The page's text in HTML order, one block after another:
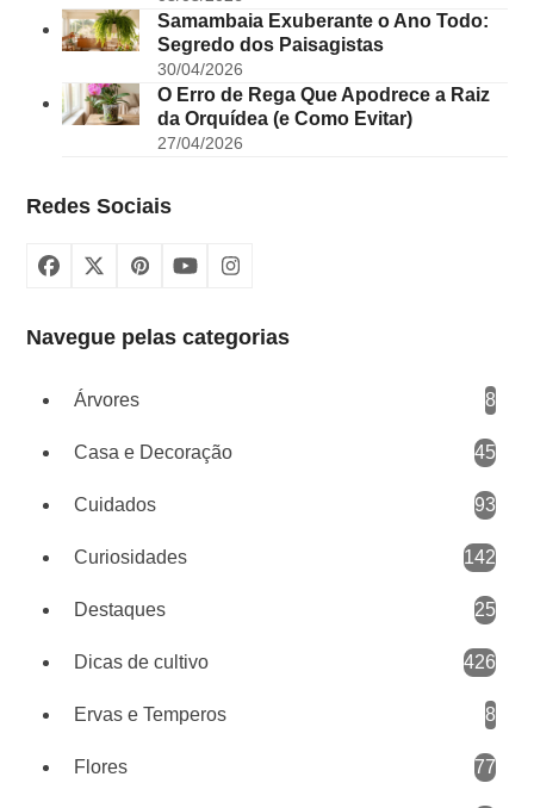
Samambaia Exuberante o Ano Todo:
Segredo dos Paisagistas
30/04/2026
O Erro de Rega Que Apodrece a Raiz
da Orquídea (e Como Evitar)
27/04/2026
Redes Sociais
Facebook
X Pinterest
YouTubeInstagram
Navegue pelas categorias
Árvores 8
Casa e Decoração 45
Cuidados 93
Curiosidades 142
Destaques 25
Dicas de cultivo 426
Ervas e Temperos 8
Flores 77